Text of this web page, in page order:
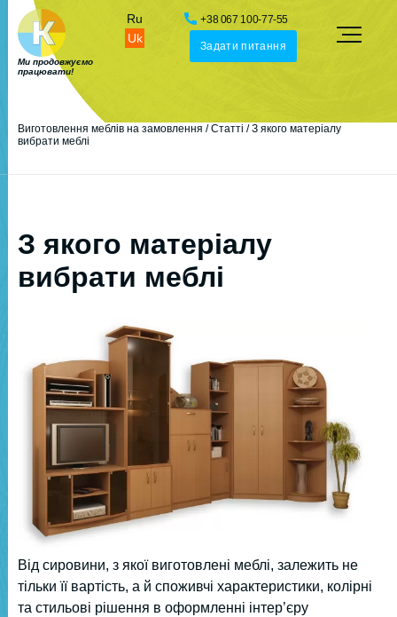
Ми продовжуємо
працювати!
Uk
Ru +38 067 100-77-55
Задати питання
Виготовлення меблів на замовлення /Статті /З якого матеріалу
вибрати меблі
З якого матеріалу
вибрати меблі
Від сировини, з якої виготовлені меблі, залежить не
тільки її вартість, а й споживчі характеристики, колірні
та стильові рішення в оформленні інтер’єру